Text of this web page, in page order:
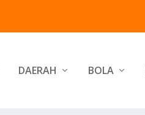
DAERAH BOLA